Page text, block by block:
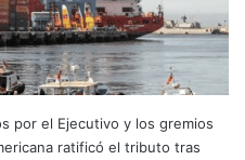
por el Ejecutivo y los gremios
ratificó el tributo tras